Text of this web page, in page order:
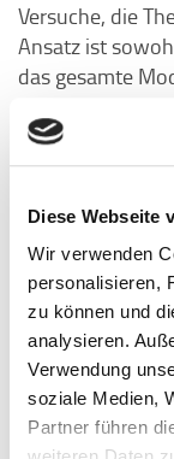
Diese Webseite
Wir verwenden
personalisieren,
zu können und
analysieren.
Verwendung
soziale Medien,
Partner führen
Versuche, die
Ansatz ist
das gesamte
4.
Vorlesung
Achte auf
hervorhebt oder
Formulierungen
der Kern«,
Indikatoren für
Stellen in
Und: Traue
besonders
klare Hinweise.